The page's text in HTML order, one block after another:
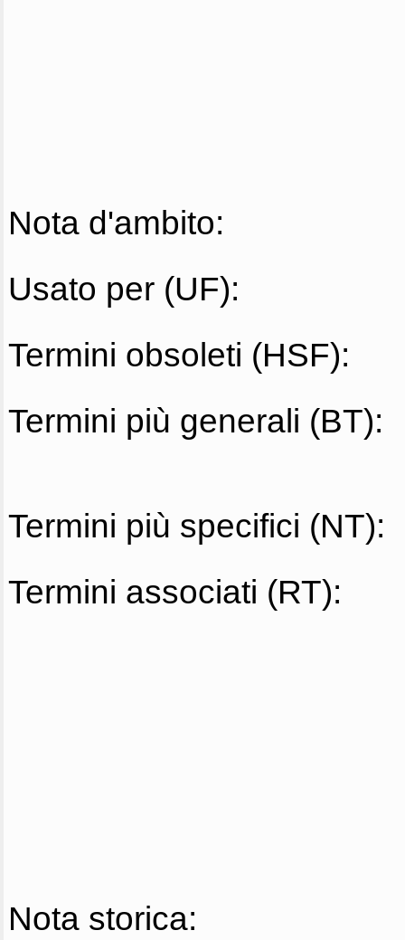
Nota d'ambito:
Usato per (UF):
Termini obsoleti (HSF):
Termini più generali (BT):
Termini più specifici (NT):
Termini associati (RT):
Nota storica: